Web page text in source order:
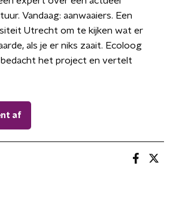
Vandaag: aanwaaiers. Een
Utrecht om te kijken wat er
als je er niks zaait. Ecoloog
bedacht het project en vertelt
af